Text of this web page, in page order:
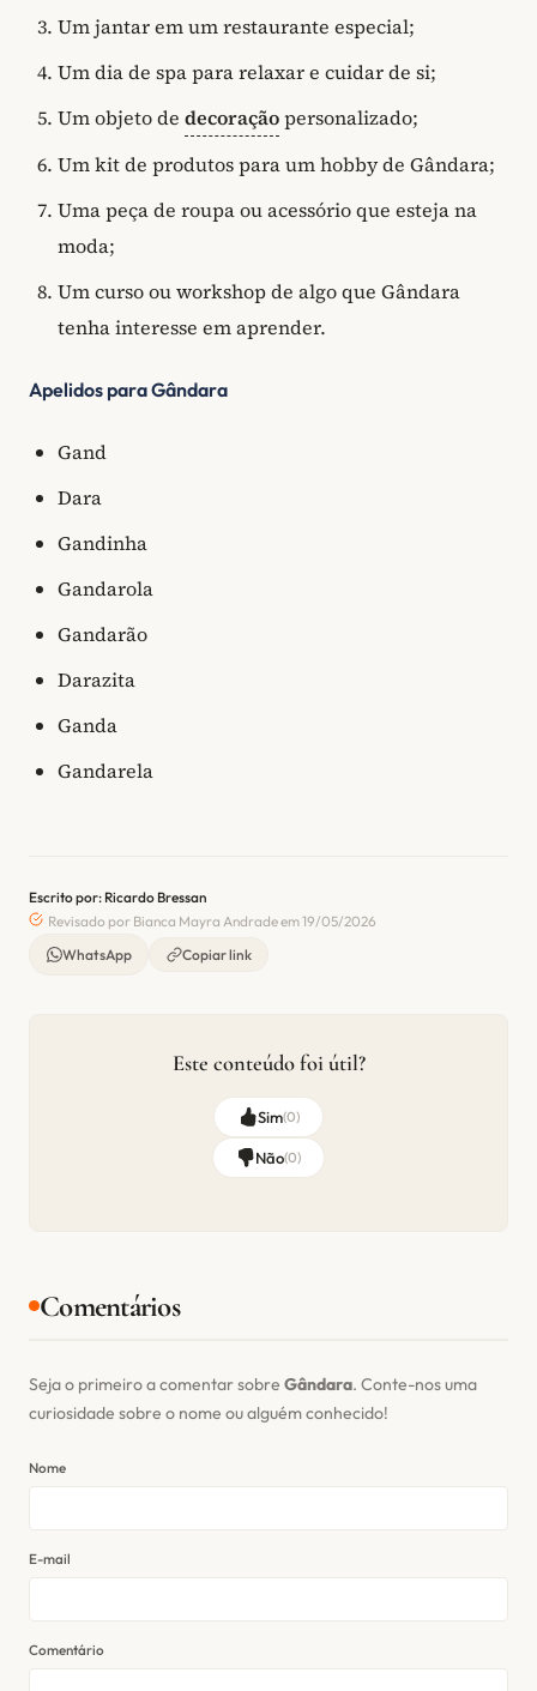
Um jantar em um restaurante especial;
Um dia de spa para relaxar e cuidar de si;
Um objeto de decoraçãopersonalizado;
Um kit de produtos para um hobby de Gândara;
Uma peça de roupa ou acessório que esteja na
moda;
Um curso ou workshop de algo que Gândara
tenha interesse em aprender.
Apelidos para Gândara
Gand
Dara
Gandinha
Gandarola
Gandarão
Darazita
Ganda
Gandarela
Escrito por: Ricardo Bressan
Revisado por Bianca Mayra Andrade em 19/05/2026
WhatsApp
Copiar link
Este conteúdo foi útil?
Sim(0)
Não(0)
Comentários
Seja o primeiro a comentar sobre Gândara. Conte-nos uma
curiosidade sobre o nome ou alguém conhecido!
Nome
E-mail
Comentário